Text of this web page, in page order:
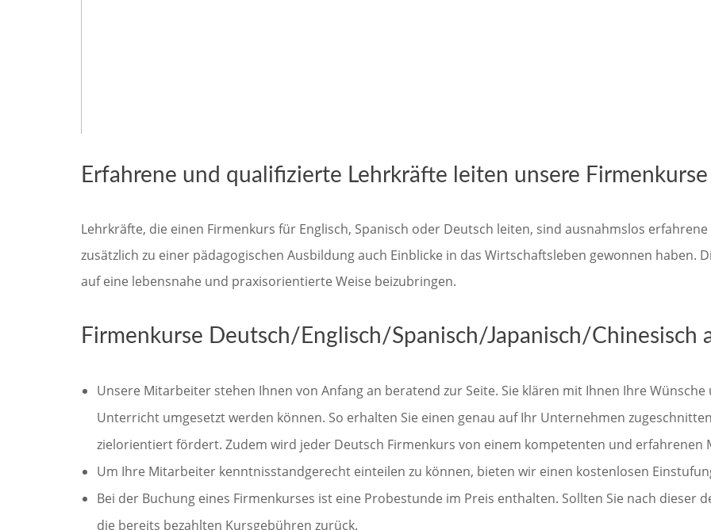
Erfahrene und qualifizierte Lehrkräfte leiten unsere Firmenkurse
Lehrkräfte, die einen Firmenkurs für Englisch, Spanisch oder Deutsch leiten, sind ausnahmslos
zusätzlich zu einer pädagogischen Ausbildung auch Einblicke in das Wirtschaftsleben gewonnen haben.
auf eine lebensnahe und praxisorientierte Weise beizubringen.
Firmenkurse Deutsch/Englisch/Spanisch/Japanisch/Chinesisch
Unsere Mitarbeiter stehen Ihnen von Anfang an beratend zur Seite. Sie klären mit Ihnen Ihre
Unterricht umgesetzt werden können. So erhalten Sie einen genau auf Ihr Unternehmen
zielorientiert fördert. Zudem wird jeder Deutsch Firmenkurs von einem kompetenten und erfahrenen
Um Ihre Mitarbeiter kenntnisstandgerecht einteilen zu können, bieten wir einen kostenlosen
Bei der Buchung eines Firmenkurses ist eine Probestunde im Preis enthalten. Sollten Sie nach dieser
die bereits bezahlten Kursgebühren zurück.